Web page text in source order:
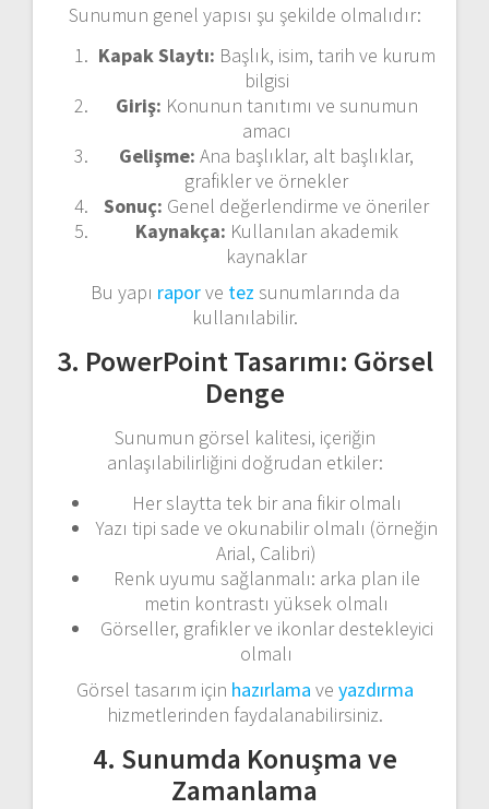
Sunumun genel yapısı şu şekilde olmalıdır:
Kapak Slaytı: Başlık, isim, tarih ve kurum
bilgisi
Giriş: Konunun tanıtımı ve sunumun
amacı
Gelişme: Ana başlıklar, alt başlıklar,
grafikler ve örnekler
Sonuç: Genel değerlendirme ve öneriler
Kaynakça: Kullanılan akademik
kaynaklar
Bu yapı raporve tez sunumlarında da
kullanılabilir.
3. PowerPoint Tasarımı: Görsel
Denge
Sunumun görsel kalitesi, içeriğin
anlaşılabilirliğini doğrudan etkiler:
Her slaytta tek bir ana fikir olmalı
Yazı tipi sade ve okunabilir olmalı (örneğin
Arial, Calibri)
Renk uyumu sağlanmalı: arka plan ile
metin kontrastı yüksek olmalı
Görseller, grafikler ve ikonlar destekleyici
olmalı
Görsel tasarım için hazırlama ve yazdırma
hizmetlerinden faydalanabilirsiniz.
4. Sunumda Konuşma ve
Zamanlama